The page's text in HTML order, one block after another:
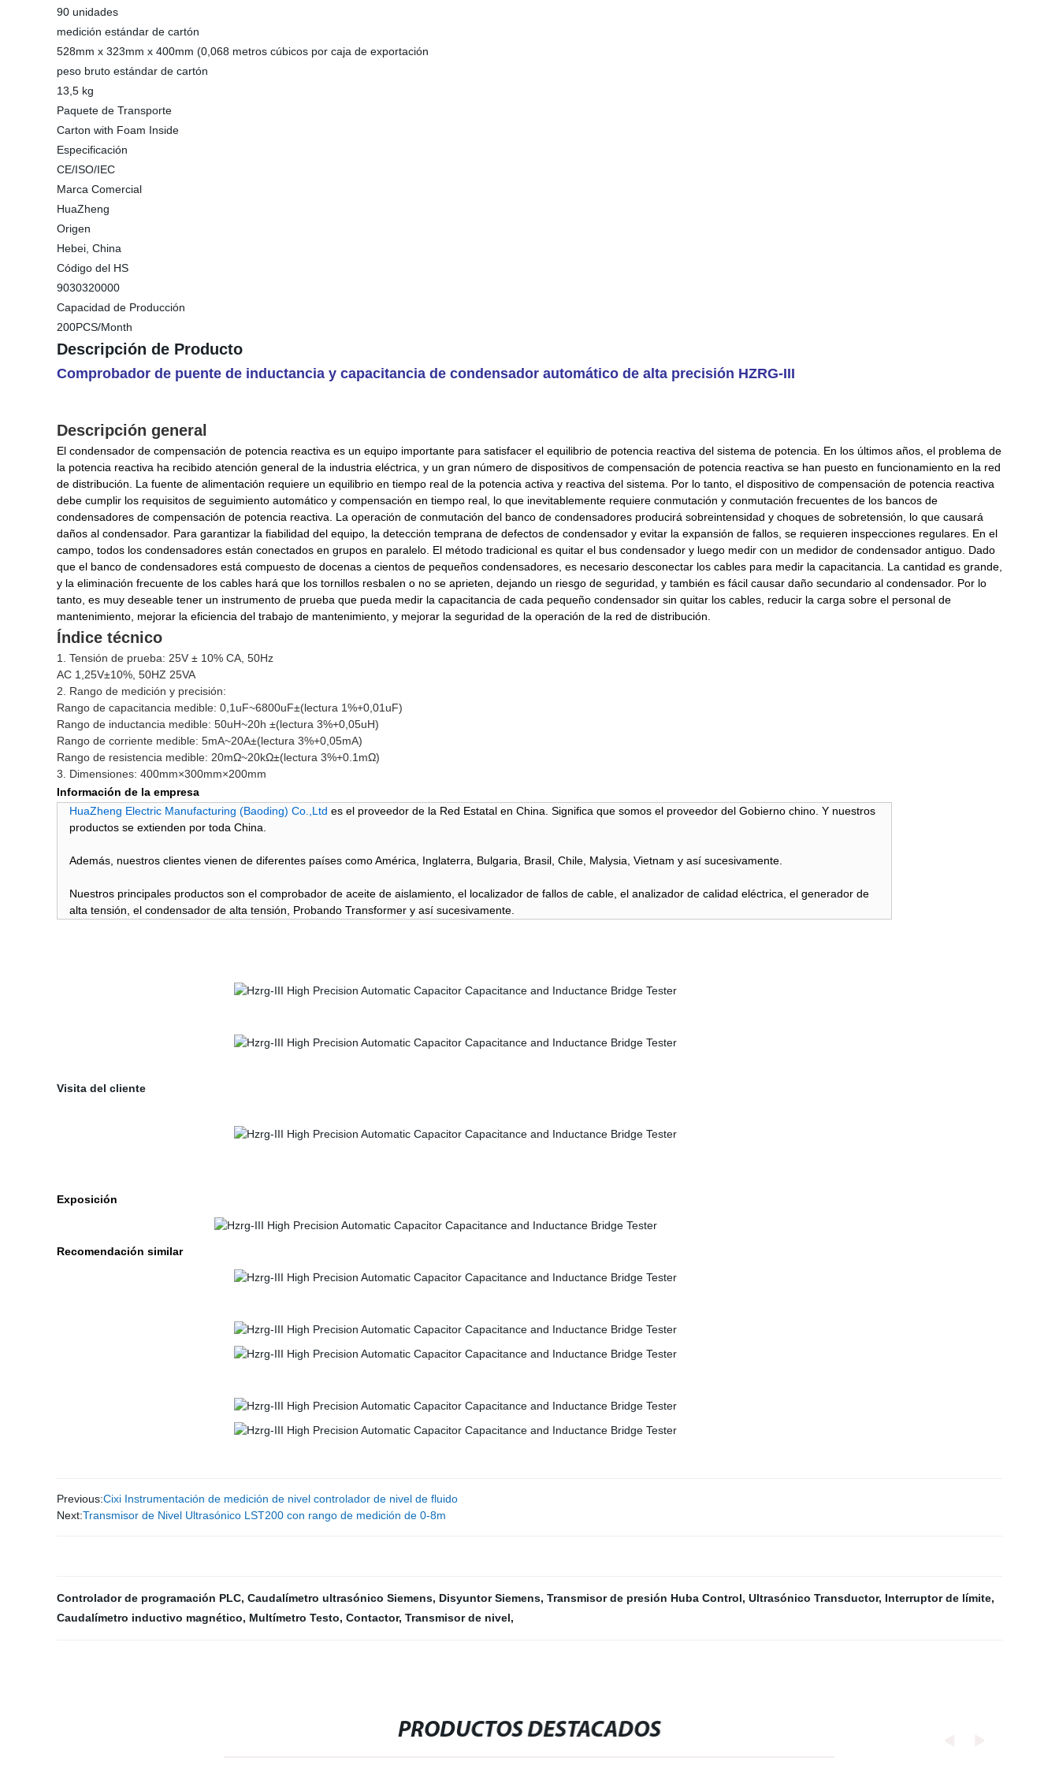
90 unidades
medición estándar de cartón
528mm x 323mm x 400mm (0,068 metros cúbicos por caja de exportación
peso bruto estándar de cartón
13,5 kg
Paquete de Transporte
Carton with Foam Inside
Especificación
CE/ISO/IEC
Marca Comercial
HuaZheng
Origen
Hebei, China
Código del HS
9030320000
Capacidad de Producción
200PCS/Month
Descripción de Producto
Comprobador de puente de inductancia y capacitancia de condensador automático de alta precisión HZRG-III
Descripción general
El condensador de compensación de potencia reactiva es un equipo importante para satisfacer el equilibrio de potencia reactiva del sistema de potencia. En los últimos años, el problema de
la potencia reactiva ha recibido atención general de la industria eléctrica, y un gran número de dispositivos de compensación de potencia reactiva se han puesto en funcionamiento en la red
de distribución. La fuente de alimentación requiere un equilibrio en tiempo real de la potencia activa y reactiva del sistema. Por lo tanto, el dispositivo de compensación de potencia reactiva
debe cumplir los requisitos de seguimiento automático y compensación en tiempo real, lo que inevitablemente requiere conmutación y conmutación frecuentes de los bancos de
condensadores de compensación de potencia reactiva. La operación de conmutación del banco de condensadores producirá sobreintensidad y choques de sobretensión, lo que causará
daños al condensador. Para garantizar la fiabilidad del equipo, la detección temprana de defectos de condensador y evitar la expansión de fallos, se requieren inspecciones regulares. En el
campo, todos los condensadores están conectados en grupos en paralelo. El método tradicional es quitar el bus condensador y luego medir con un medidor de condensador antiguo. Dado
que el banco de condensadores está compuesto de docenas a cientos de pequeños condensadores, es necesario desconectar los cables para medir la capacitancia. La cantidad es grande,
y la eliminación frecuente de los cables hará que los tornillos resbalen o no se aprieten, dejando un riesgo de seguridad, y también es fácil causar daño secundario al condensador. Por lo
tanto, es muy deseable tener un instrumento de prueba que pueda medir la capacitancia de cada pequeño condensador sin quitar los cables, reducir la carga sobre el personal de
mantenimiento, mejorar la eficiencia del trabajo de mantenimiento, y mejorar la seguridad de la operación de la red de distribución.
Índice técnico
1. Tensión de prueba: 25V ± 10% CA, 50Hz
AC 1,25V±10%, 50HZ 25VA
2. Rango de medición y precisión:
Rango de capacitancia medible: 0,1uF~6800uF±(lectura 1%+0,01uF)
Rango de inductancia medible: 50uH~20h ±(lectura 3%+0,05uH)
Rango de corriente medible: 5mA~20A±(lectura 3%+0,05mA)
Rango de resistencia medible: 20mΩ~20kΩ±(lectura 3%+0.1mΩ)
3. Dimensiones: 400mm×300mm×200mm
Información de la empresa
HuaZheng Electric Manufacturing (Baoding) Co.,Ltd es el proveedor de la Red Estatal en China. Significa que somos el proveedor del Gobierno chino. Y nuestros
productos se extienden por toda China.
Además, nuestros clientes vienen de diferentes países como América, Inglaterra, Bulgaria, Brasil, Chile, Malysia, Vietnam y así sucesivamente.
Nuestros principales productos son el comprobador de aceite de aislamiento, el localizador de fallos de cable, el analizador de calidad eléctrica, el generador de
alta tensión, el condensador de alta tensión, Probando Transformer y así sucesivamente.
Visita del cliente
Exposición
Recomendación similar
Previous:Cixi Instrumentación de medición de nivel controlador de nivel de fluido
Next:Transmisor de Nivel Ultrasónico LST200 con rango de medición de 0-8m
Controlador de programación PLC, Caudalímetro ultrasónico Siemens, Disyuntor Siemens, Transmisor de presión Huba Control, Ultrasónico Transductor, Interruptor de límite,
Caudalímetro inductivo magnético, Multímetro Testo, Contactor, Transmisor de nivel,
PRODUCTOS DESTACADOS